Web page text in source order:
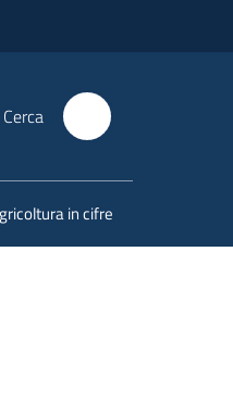
Cerca
in cifre